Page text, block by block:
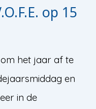
op 15
het jaar af te
en
in de